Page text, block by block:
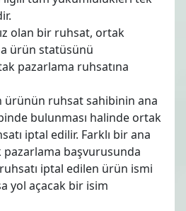
olan bir ruhsat, ortak
ürün statüsünü
pazarlama ruhsatına
ürünün ruhsat sahibinin ana
bulunması halinde ortak
iptal edilir. Farklı bir ana
başvurusunda
iptal edilen ürün ismi
yol açacak bir isim